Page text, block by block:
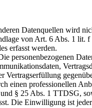
Datenquellen wird
von Art. 6 Abs. 1 lit.
erfasst werden.
personenbezogenen
Vertragserfüllung
einen professionellen
§ 25 Abs. 1 TTDSG,
Die Einwilligung ist